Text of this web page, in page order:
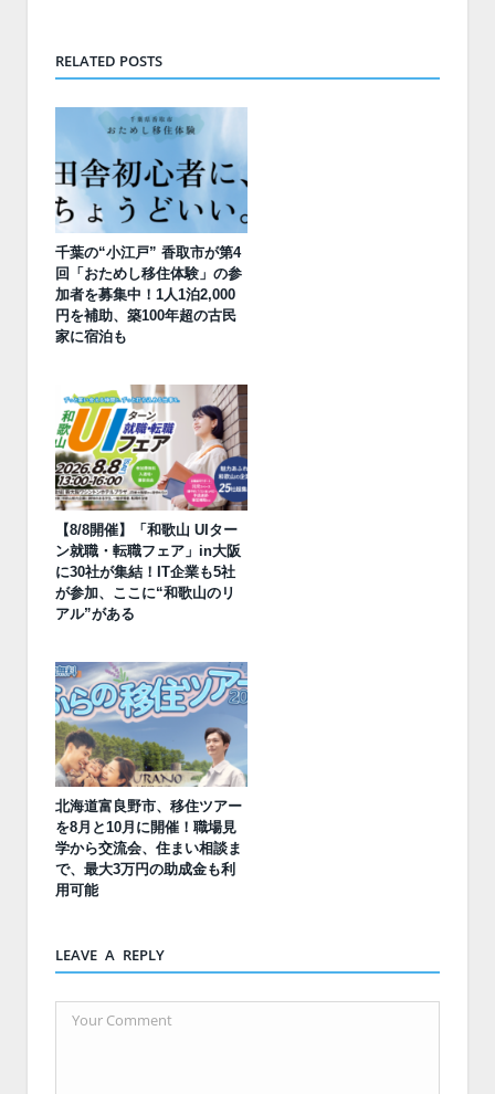
RELATED POSTS
千葉の“小江戸” 香取市が第4
回「おためし移住体験」の参
加者を募集中！1人1泊2,000
円を補助、築100年超の古民
家に宿泊も
【8/8開催】「和歌山 UIター
ン就職・転職フェア」in大阪
に30社が集結！IT企業も5社
が参加、ここに“和歌山のリ
アル”がある
北海道富良野市、移住ツアー
を8月と10月に開催！職場見
学から交流会、住まい相談ま
で、最大3万円の助成金も利
用可能
LEAVE A REPLY